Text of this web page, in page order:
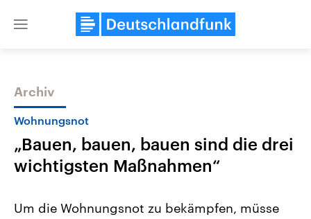
Close
Themen
Archiv
Wohnungsnot
„Bauen, bauen, bauen sind die drei
wichtigsten Maßnahmen“
Um die Wohnungsnot zu bekämpfen, müsse